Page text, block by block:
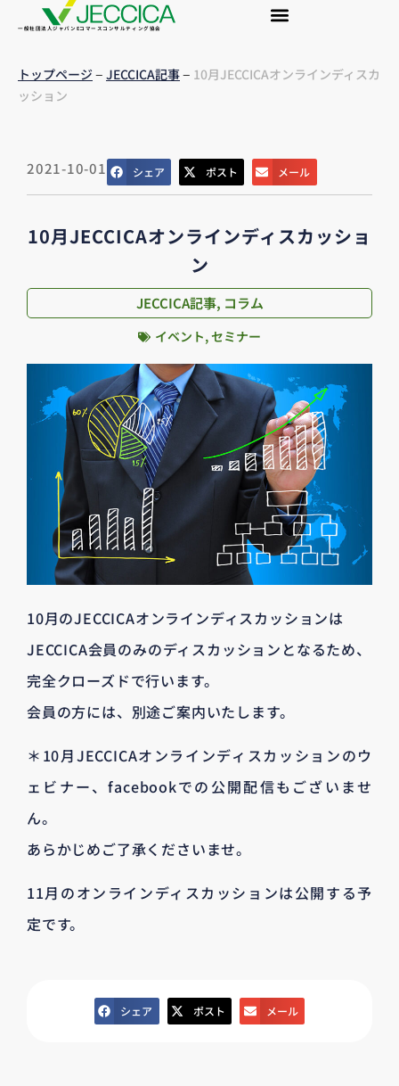
一般社団法人ジャパンEコマースコンサルティング協会
トップページ– JECCICA記事– 10月JECCICAオンラインディスカ
ッション
2021-10-01 シェア ポスト メール
10月JECCICAオンラインディスカッショ
ン
JECCICA記事, コラム
イベント,セミナー
10月のJECCICAオンラインディスカッションは
JECCICA会員のみのディスカッションとなるため、
完全クローズドで行います。
会員の方には、別途ご案内いたします。
＊10月JECCICAオンラインディスカッションのウ
ェビナー、facebookでの公開配信もございませ
ん。
あらかじめご了承くださいませ。
11月のオンラインディスカッションは公開する予
定です。
シェア ポスト メール